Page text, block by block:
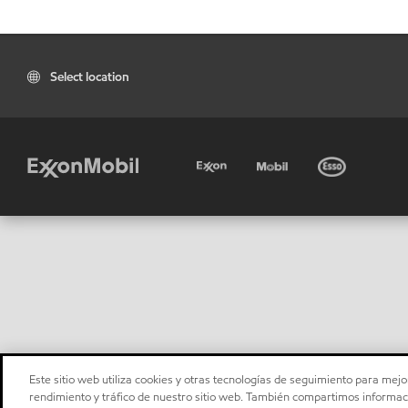
Select location
Este sitio web utiliza cookies y otras tecnologías de seguimiento para
rendimiento y tráfico de nuestro sitio web. También compartimos